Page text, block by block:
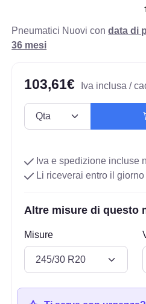
Pneumatici Nuovi condata di
36 mesi
103,61€ Iva inclusa /
Iva e spedizione incluse
Li riceverai entro il giorno
Altre misure di questo
Misure